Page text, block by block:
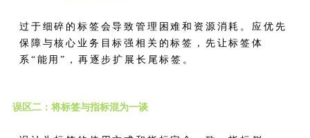
过于细碎的标签会导致管理困难和资源消耗。应优先
保障与核心业务目标强相关的标签，先让标签体
系“能用”，再逐步扩展长尾标签。
误区二：将标签与指标混为一谈